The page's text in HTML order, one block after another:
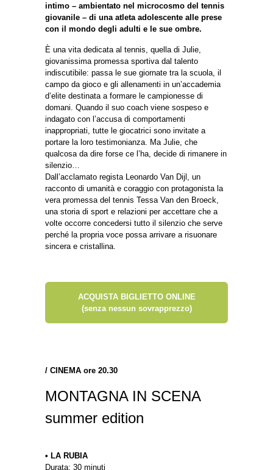
intimo – ambientato nel microcosmo del tennis
giovanile – di una atleta adolescente alle prese
con il mondo degli adulti e le sue ombre.
È una vita dedicata al tennis, quella di Julie,
giovanissima promessa sportiva dal talento
indiscutibile: passa le sue giornate tra la scuola, il
campo da gioco e gli allenamenti in un’accademia
d’elite destinata a formare le campionesse di
domani. Quando il suo coach viene sospeso e
indagato con l’accusa di comportamenti
inappropriati, tutte le giocatrici sono invitate a
portare la loro testimonianza. Ma Julie, che
qualcosa da dire forse ce l’ha, decide di rimanere in
silenzio…
Dall’acclamato regista Leonardo Van Dijl, un
racconto di umanità e coraggio con protagonista la
vera promessa del tennis Tessa Van den Broeck,
una storia di sport e relazioni per accettare che a
volte occorre concedersi tutto il silenzio che serve
perché la propria voce possa arrivare a risuonare
sincera e cristallina.
ACQUISTA BIGLIETTO ONLINE
(senza nessun sovrapprezzo)
/ CINEMA ore 20.30
MONTAGNA IN SCENA
summer edition
• LA RUBIA
Durata: 30 minuti